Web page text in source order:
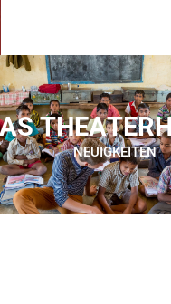
AS THEATER
NEUIGKEITEN